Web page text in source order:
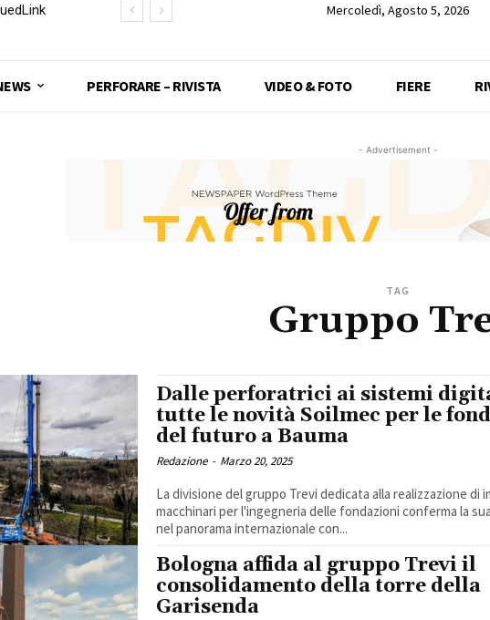
Mercoledì, Agosto 5, 2026
PERFORARE – RIVISTA VIDEO & FOTO FIERE
- Advertisement -
TAG
Gruppo
Dalle perforatrici ai sistemi
tutte le novità Soilmec per le
del futuro a Bauma
Redazione - Marzo 20, 2025
La divisione del gruppo Trevi dedicata alla realizzazione di
macchinari per l'ingegneria delle fondazioni conferma la
nel panorama internazionale con...
Bologna affida al gruppo Trevi il
consolidamento della torre della
Garisenda